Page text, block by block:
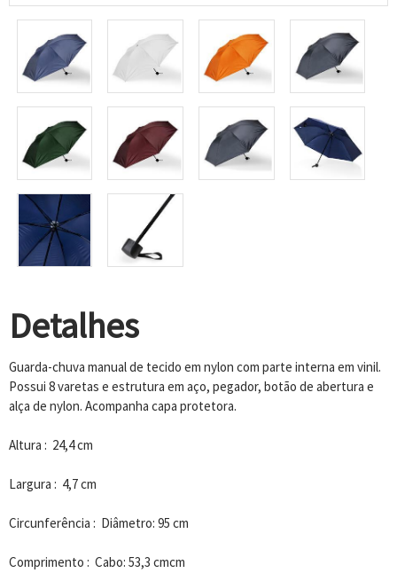
Detalhes
Guarda-chuva manual de tecido em nylon com parte interna em vinil.
Possui 8 varetas e estrutura em aço, pegador, botão de abertura e
alça de nylon. Acompanha capa protetora.
Altura : 24,4 cm
Largura : 4,7 cm
Circunferência : Diâmetro: 95 cm
Comprimento : Cabo: 53,3 cmcm